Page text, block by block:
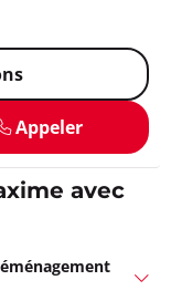
Appeler
avec